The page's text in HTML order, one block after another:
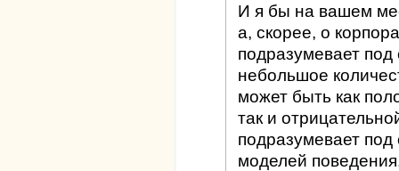
И я бы на вашем
а, скорее, о
подразумевает
небольшое
может быть как
так и
подразумевает под
моделей